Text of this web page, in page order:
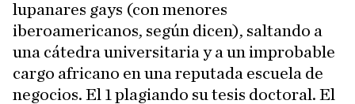
lupanares gays (con menores
iberoamericanos, según dicen), saltando a
una cátedra universitaria y a un improbable
cargo africano en una reputada escuela de
negocios. El 1 plagiando su tesis doctoral. El